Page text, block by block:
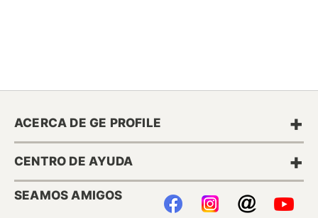
ACERCA DE GE PROFILE +
CENTRO DE AYUDA +
SEAMOS AMIGOS